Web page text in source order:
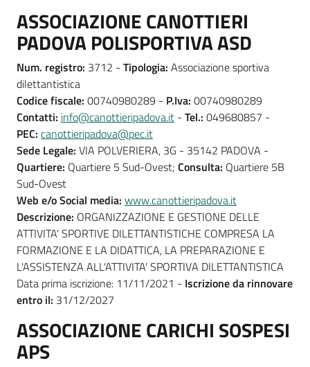
ASSOCIAZIONE CANOTTIERI
PADOVA POLISPORTIVA ASD
Num. registro: 3712 - Tipologia: Associazione sportiva
dilettantistica
Codice fiscale: 00740980289 - P.Iva: 00740980289
Contatti: info@canottieripadova.it - Tel.: 049680857 -
PEC: canottieripadova@pec.it
Sede Legale: VIA POLVERIERA, 3G - 35142 PADOVA -
Quartiere: Quartiere 5 Sud-Ovest; Consulta: Quartiere 5B
Sud-Ovest
Web e/o Social media: www.canottieripadova.it
Descrizione: ORGANIZZAZIONE E GESTIONE DELLE
ATTIVITA' SPORTIVE DILETTANTISTICHE COMPRESA LA
FORMAZIONE E LA DIDATTICA, LA PREPARAZIONE E
L'ASSISTENZA ALL'ATTIVITA' SPORTIVA DILETTANTISTICA
Data prima iscrizione: 11/11/2021 - Iscrizione da rinnovare
entro il: 31/12/2027
ASSOCIAZIONE CARICHI SOSPESI
APS